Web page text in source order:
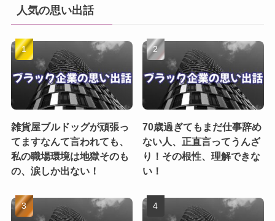
人気の思い出話
雑貨屋ブルドッグが頑張っ
てますなんて言われても、
私の職場環境は地獄そのも
の、涙しか出ない！
70歳過ぎてもまだ仕事辞め
ない人、正直言ってうんざ
り！その根性、理解できな
い！